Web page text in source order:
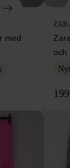
med
och